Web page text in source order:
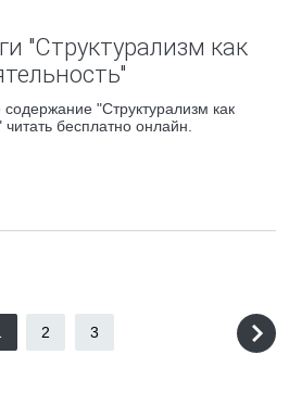
"Структурализм как
"Структурализм как
читать бесплатно онлайн.
2 3